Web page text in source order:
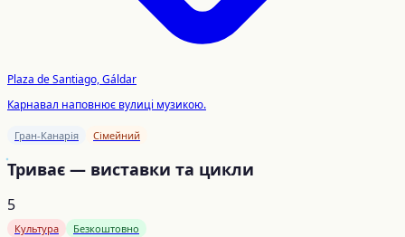
Plaza de Santiago, Gáldar
Карнавал наповнює вулиці музикою.
Гран-Канарія Сімейний
Триває — виставки та цикли
5
Культура Безкоштовно